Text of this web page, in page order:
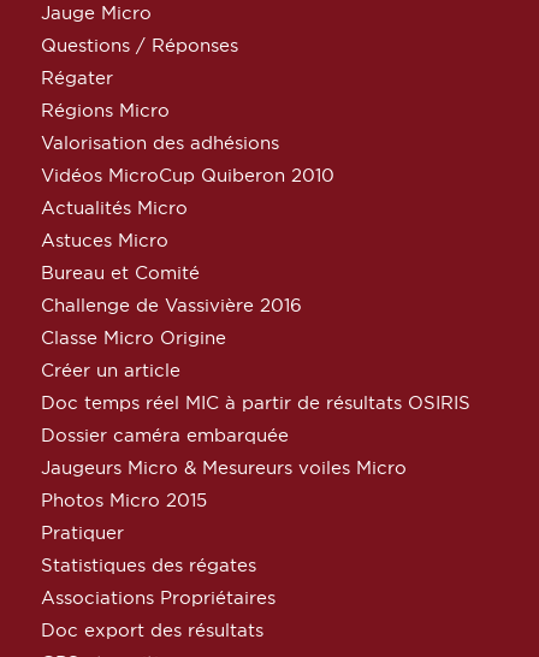
Jauge Micro
Questions / Réponses
Régater
Régions Micro
Valorisation des adhésions
Vidéos MicroCup Quiberon 2010
Actualités Micro
Astuces Micro
Bureau et Comité
Challenge de Vassivière 2016
Classe Micro Origine
Créer un article
Doc temps réel MIC à partir de résultats OSIRIS
Dossier caméra embarquée
Jaugeurs Micro & Mesureurs voiles Micro
Photos Micro 2015
Pratiquer
Statistiques des régates
Associations Propriétaires
Doc export des résultats